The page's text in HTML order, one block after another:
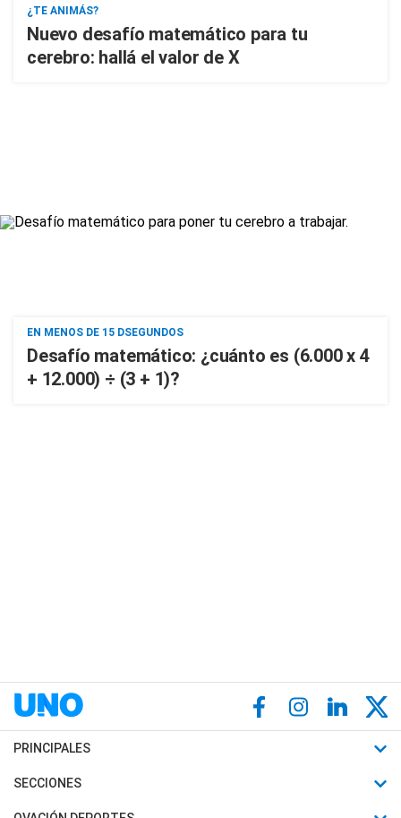
¿TE ANIMÁS?
Nuevo desafío matemático para tu
cerebro: hallá el valor de X
EN MENOS DE 15 DSEGUNDOS
Desafío matemático: ¿cuánto es (6.000 x 4
+ 12.000) ÷ (3 + 1)?
PRINCIPALES
Últimas Noticias
Política
SECCIONES